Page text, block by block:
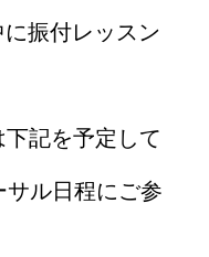
振付レッスン
記を予定して
ル日程にご参